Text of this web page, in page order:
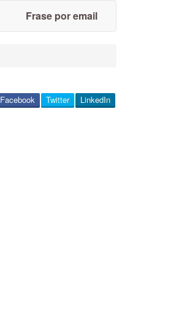
Frase por email
LinkedIn
Twitter
Facebook